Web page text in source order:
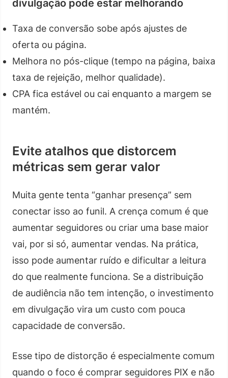
divulgação pode estar melhorando
Taxa de conversão sobe após ajustes de
oferta ou página.
Melhora no pós-clique (tempo na página, baixa
taxa de rejeição, melhor qualidade).
CPA fica estável ou cai enquanto a margem se
mantém.
Evite atalhos que distorcem
métricas sem gerar valor
Muita gente tenta “ganhar presença” sem
conectar isso ao funil. A crença comum é que
aumentar seguidores ou criar uma base maior
vai, por si só, aumentar vendas. Na prática,
isso pode aumentar ruído e dificultar a leitura
do que realmente funciona. Se a distribuição
de audiência não tem intenção, o investimento
em divulgação vira um custo com pouca
capacidade de conversão.
Esse tipo de distorção é especialmente comum
quando o foco é comprar seguidores PIX e não